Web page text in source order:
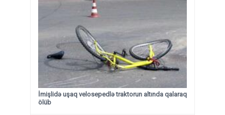
İmişlidə uşaq velosepedlə traktorun altında qalaraq
ölüb